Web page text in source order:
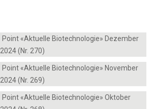
Point «Aktuelle Biotechnologie» Dezember
2024 (Nr. 270)
Point «Aktuelle Biotechnologie» November
2024 (Nr. 269)
Point «Aktuelle Biotechnologie» Oktober